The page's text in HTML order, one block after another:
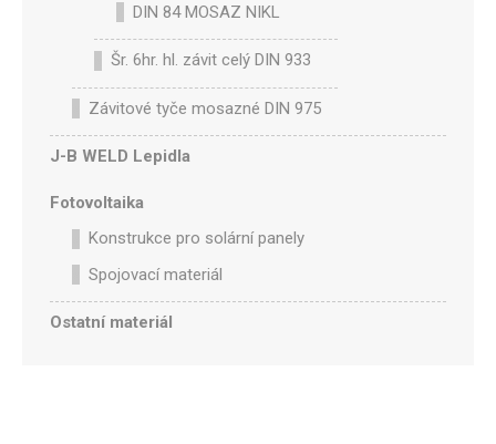
DIN 84 MOSAZ NIKL
Šr. 6hr. hl. závit celý DIN 933
Závitové tyče mosazné DIN 975
J-B WELD Lepidla
Fotovoltaika
Konstrukce pro solární panely
Spojovací materiál
Ostatní materiál